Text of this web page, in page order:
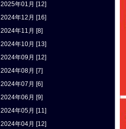
2025年01月 [12]
2024年12月 [16]
2024年11月 [8]
2024年10月 [13]
2024年09月 [12]
2024年08月 [7]
2024年07月 [6]
2024年06月 [9]
2024年05月 [11]
2024年04月 [12]